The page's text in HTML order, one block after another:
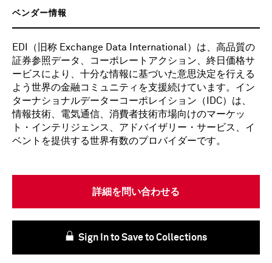
ベンダー情報
EDI（旧称 Exchange Data International）は、高品質の
証券参照データ、コーポレートアクション、終日価格サ
ービスにより、十分な情報に基づいた意思決定を行える
よう世界の金融コミュニティを支援続けています。イン
ターナショナルデーターコーポレイション（IDC）は、
情報技術、電気通信、消費者技術市場向けのマーケッ
ト・インテリジェンス、アドバイザリー・サービス、イ
ベントを提供する世界有数のプロバイダーです。
詳細を問い合わせる
Sign In to Save to Collections